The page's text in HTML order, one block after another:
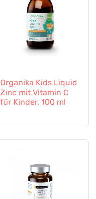
Organika Kids Liquid
Zinc mit Vitamin C
für Kinder, 100 ml